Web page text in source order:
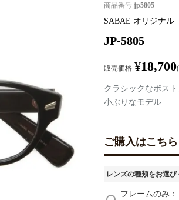
商品番号 jp5805
SABAE オリジナル
JP-5805
販売価格 ¥18,700
クラシックなボス
小ぶりなモデル
ご購入はこちら
レンズの種類をお選
フレームのみ：